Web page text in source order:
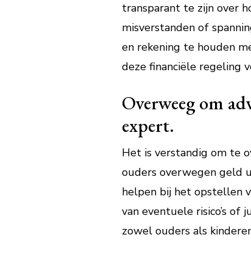
transparant te zijn over
misverstanden of
en rekening te houden
deze financiële regeling
Overweeg om
expert.
Het is verstandig om te
ouders overwegen geld
helpen bij het opstellen
van eventuele risico’s of
zowel ouders als